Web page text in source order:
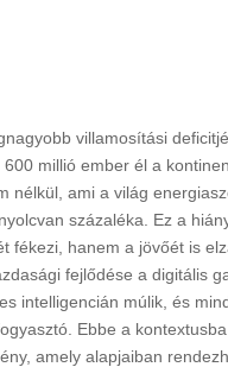
villamosítási
millió ember él a
nélkül, ami a világ
százaléka. Ez a
fékezi, hanem a jövőét is
fejlődése a digitális
intelligencián múlik, és
Ebbe a
amely alapjaiban